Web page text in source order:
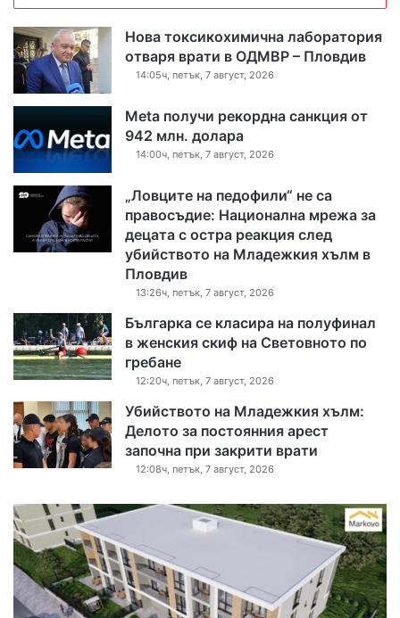
Нова токсикохимична лаборатория
отваря врати в ОДМВР – Пловдив
14:05ч, петък, 7 август, 2026
Meta получи рекордна санкция от
942 млн. долара
14:00ч, петък, 7 август, 2026
„Ловците на педофили“ не са
правосъдие: Национална мрежа за
децата с остра реакция след
убийството на Младежкия хълм в
Пловдив
13:26ч, петък, 7 август, 2026
Българка се класира на полуфинал
в женския скиф на Световното по
гребане
12:20ч, петък, 7 август, 2026
Убийството на Младежкия хълм:
Делото за постоянния арест
започна при закрити врати
12:08ч, петък, 7 август, 2026